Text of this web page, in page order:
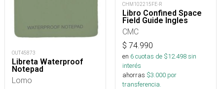
OUT45873
Libreta Waterproof
Notepad
Lomo
CHM102215FE-R
Libro Confined Space
Field Guide Ingles
CMC
$ 74.990
en 6cuotas de $12.498sin
interés
ahorras $3.000 por
transferencia.